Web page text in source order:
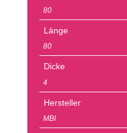
80
Länge
80
Dicke
4
Hersteller
MBI